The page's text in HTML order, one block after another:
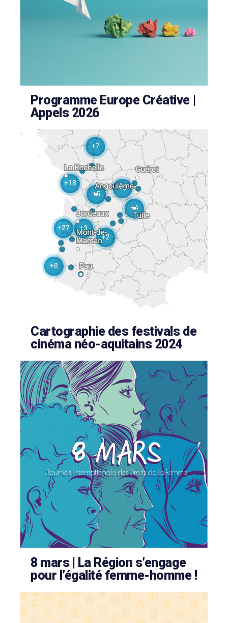
Programme Europe Créative |
Appels 2026
Cartographie des festivals de
cinéma néo-aquitains 2024
8 mars | La Région s’engage
pour l’égalité femme-homme !